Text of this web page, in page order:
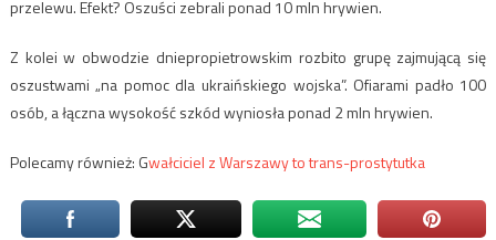
przelewu. Efekt? Oszuści zebrali ponad 10 mln hrywien.
Z kolei w obwodzie dniepropietrowskim rozbito grupę zajmującą się
oszustwami „na pomoc dla ukraińskiego wojska”. Ofiarami padło 100
osób, a łączna wysokość szkód wyniosła ponad 2 mln hrywien.
Polecamy również: Gwałciciel z Warszawy to trans-prostytutka